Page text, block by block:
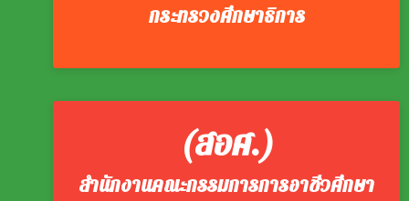
กระทรวงศึกษาธิการ
(สอศ.)
สำนักงานคณะกรรมการการอาชีวศึกษา